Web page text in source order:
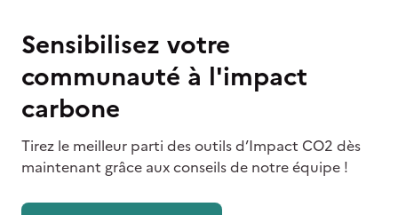
Sensibilisez votre
communauté à l'impact
carbone
Tirez le meilleur parti des outils d’Impact CO2 dès
maintenant grâce aux conseils de notre équipe !